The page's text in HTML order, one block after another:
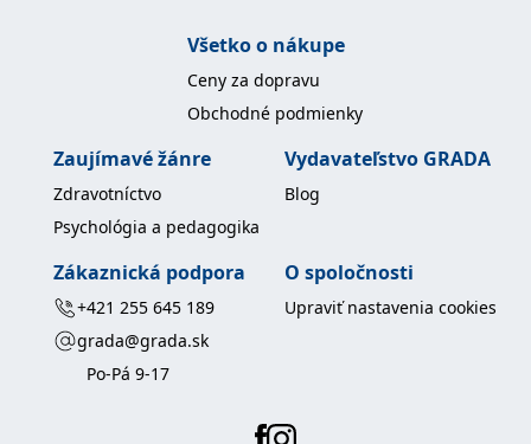
Všetko o nákupe
Ceny za dopravu
Obchodné podmienky
Zaujímavé žánre
Zdravotníctvo
Psychológia a pedagogika
Vydavateľstvo GRADA
Blog
Zákaznická podpora
+421 255 645 189
grada@grada.sk
Po-Pá 9-17
O spoločnosti
Upraviť nastavenia cookies